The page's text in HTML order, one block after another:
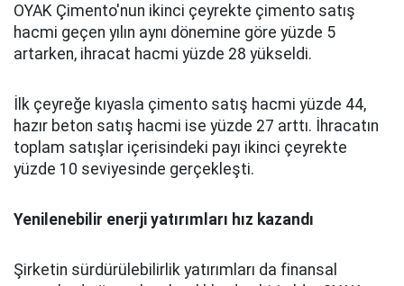
OYAK Çimento'nun ikinci çeyrekte çimento satış
hacmi geçen yılın aynı dönemine göre yüzde 5
artarken, ihracat hacmi yüzde 28 yükseldi.
İlk çeyreğe kıyasla çimento satış hacmi yüzde 44,
hazır beton satış hacmi ise yüzde 27 arttı. İhracatın
toplam satışlar içerisindeki payı ikinci çeyrekte
yüzde 10 seviyesinde gerçekleşti.
Yenilenebilir enerji yatırımları hız kazandı
Şirketin sürdürülebilirlik yatırımları da finansal